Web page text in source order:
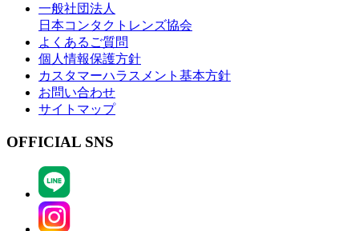
一般社団法人
日本コンタクトレンズ協会
よくあるご質問
個人情報保護方針
カスタマーハラスメント基本方針
お問い合わせ
サイトマップ
OFFICIAL SNS